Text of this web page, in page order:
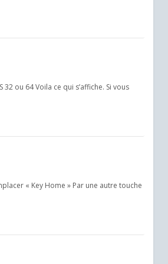
ou 64 Voila ce qui s’affiche. Si vous
« Key Home » Par une autre touche